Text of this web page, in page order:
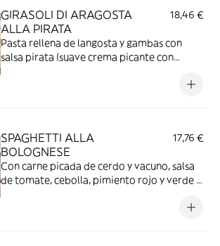
GIRASOLI DI ARAGOSTA
ALLA PIRATA
18,46 €
Pasta rellena de langosta y gambas con
salsa pirata (suave crema picante con
SPAGHETTI ALLA
BOLOGNESE
17,76 €
Con carne picada de cerdo y vacuno, salsa
de tomate, cebolla, pimiento rojo y verde y